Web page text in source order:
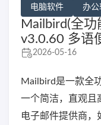
电脑软件 办公
Mailbird(全
v3.0.60 多语
2026-05-16
Mailbird是一款全
一个简洁，直观且
电子邮件提供商，